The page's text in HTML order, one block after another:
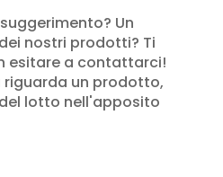
Un
nostri prodotti? Ti
esitare a contattarci!
riguarda un prodotto,
lotto nell'apposito